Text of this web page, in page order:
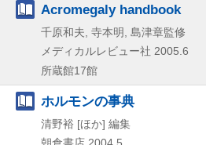
Acromegaly handbook
千原和夫, 寺本明, 島津章監修
メディカルレビュー社 2005.6
所蔵館17館
ホルモンの事典
清野裕 [ほか] 編集
朝倉書店 2004.5